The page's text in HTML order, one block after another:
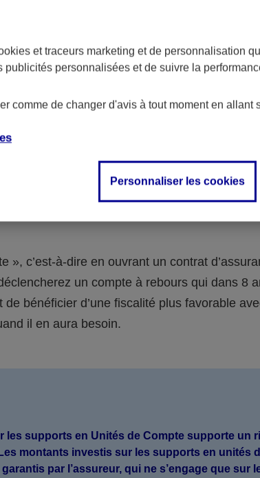
vie pour placer l’argent
encore jeunes, qu’ils n’ont pas besoin
placer l’argent de la donation sur un
», c’est-à-dire en ouvrant un contrat
un compte à rebours qui dans 8
de bénéficier d’une fiscalité plus favorable
il en aura besoin.
les supports en Unités de Compte supporte un
montants investis sur les supports en unités
par l’assureur, qui ne s’engage que sur
et traceurs marketing et de personnalisation
personnalisées et de suivre la
comme de changer d'avis à tout moment en allant
Personnaliser les cookies